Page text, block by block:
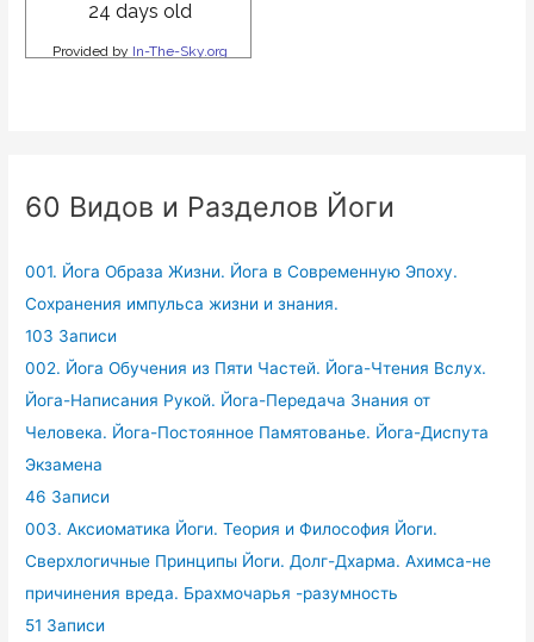
60 Видов и Разделов Йоги
001. Йога Образа Жизни. Йога в Современную Эпоху.
Сохранения импульса жизни и знания.
103 Записи
002. Йога Обучения из Пяти Частей. Йога-Чтения Вслух.
Йога-Написания Рукой. Йога-Передача Знания от
Человека. Йога-Постоянное Памятованье. Йога-Диспута
Экзамена
46 Записи
003. Аксиоматика Йоги. Теория и Философия Йоги.
Сверхлогичные Принципы Йоги. Долг-Дхарма. Ахимса-не
причинения вреда. Брахмочарья -разумность
51 Записи